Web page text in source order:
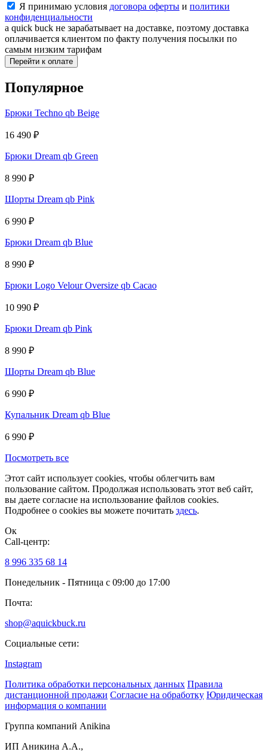
Я принимаю условия договора оферты и политики
конфиденциальности
a quick buck не зарабатывает на доставке, поэтому доставка
оплачивается клиентом по факту получения посылки по
самым низким тарифам
Перейти к оплате
Популярное
Брюки Techno qb Beige
16 490 ₽
Брюки Dream qb Green
8 990 ₽
Шорты Dream qb Pink
6 990 ₽
Брюки Dream qb Blue
8 990 ₽
Брюки Logo Velour Oversize qb Cacao
10 990 ₽
Брюки Dream qb Pink
8 990 ₽
Шорты Dream qb Blue
6 990 ₽
Купальник Dream qb Blue
6 990 ₽
Посмотреть все
Этот сайт использует cookies, чтобы облегчить вам
пользование сайтом. Продолжая использовать этот веб сайт,
вы даете согласие на использование файлов cookies.
Подробнее о cookies вы можете почитать здесь.
Ок
Сall-центр:
8 996 335 68 14
Понедельник - Пятница с 09:00 до 17:00
Почта:
shop@aquickbuck.ru
Социальные сети:
Instagram
Политика обработки персональных данных Правила
дистанционной продажи Согласие на обработку Юридическая
информация о компании
Группа компаний Anikina
ИП Аникина А.А.,